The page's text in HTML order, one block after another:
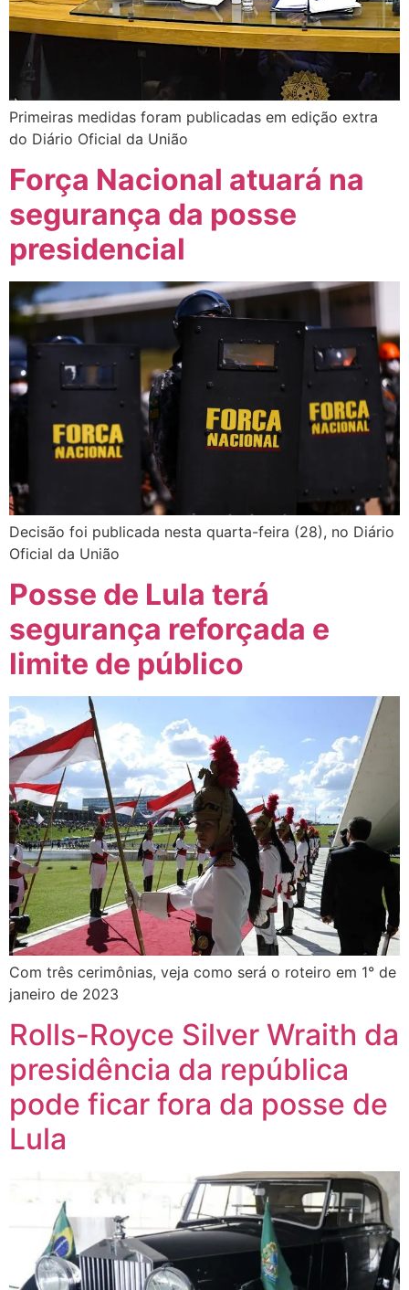
Primeiras medidas foram publicadas em edição extra
do Diário Oficial da União
Força Nacional atuará na
segurança da posse
presidencial
Decisão foi publicada nesta quarta-feira (28), no Diário
Oficial da União
Posse de Lula terá
segurança reforçada e
limite de público
Com três cerimônias, veja como será o roteiro em 1° de
janeiro de 2023
Rolls-Royce Silver Wraith da
presidência da república
pode ficar fora da posse de
Lula